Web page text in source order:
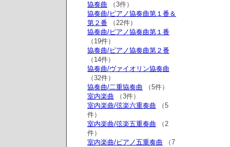
協奏曲 （3件）
協奏曲/ピアノ協奏曲第１番＆
第２番 （22件）
協奏曲/ピアノ協奏曲第１番
（19件）
協奏曲/ピアノ協奏曲第２番
（14件）
協奏曲/ヴァイオリン協奏曲
（32件）
協奏曲/二重協奏曲 （5件）
室内楽曲 （3件）
室内楽曲/弦楽六重奏曲 （5
件）
室内楽曲/弦楽五重奏曲 （2
件）
室内楽曲/ピアノ五重奏曲 （7